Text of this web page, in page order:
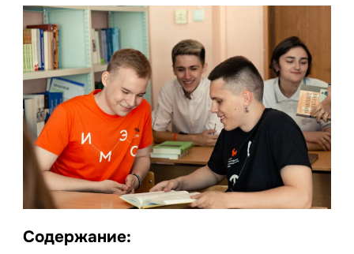
Содержание: